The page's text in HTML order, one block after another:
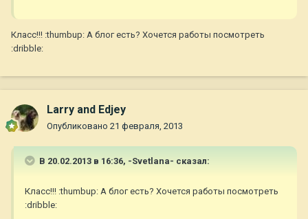
Класс!!! :thumbup: А блог есть? Хочется работы посмотреть
:dribble:
Larry and Edjey
Опубликовано 21 февраля, 2013
В 20.02.2013 в 16:36, -Svetlana- сказал:
Класс!!! :thumbup: А блог есть? Хочется работы посмотреть
:dribble: